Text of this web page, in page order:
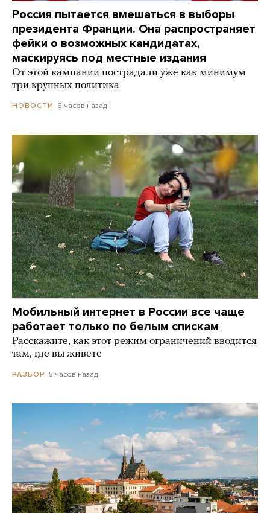
Россия пытается вмешаться в выборы
президента Франции. Она распространяет
фейки о возможных кандидатах,
маскируясь под местные издания
От этой кампании пострадали уже как минимум
три крупных политика
НОВОСТИ 6 часов назад
Мобильный интернет в России все чаще
работает только по белым спискам
Расскажите, как этот режим ограничений вводится
там, где вы живете
РАЗБОР 5 часов назад